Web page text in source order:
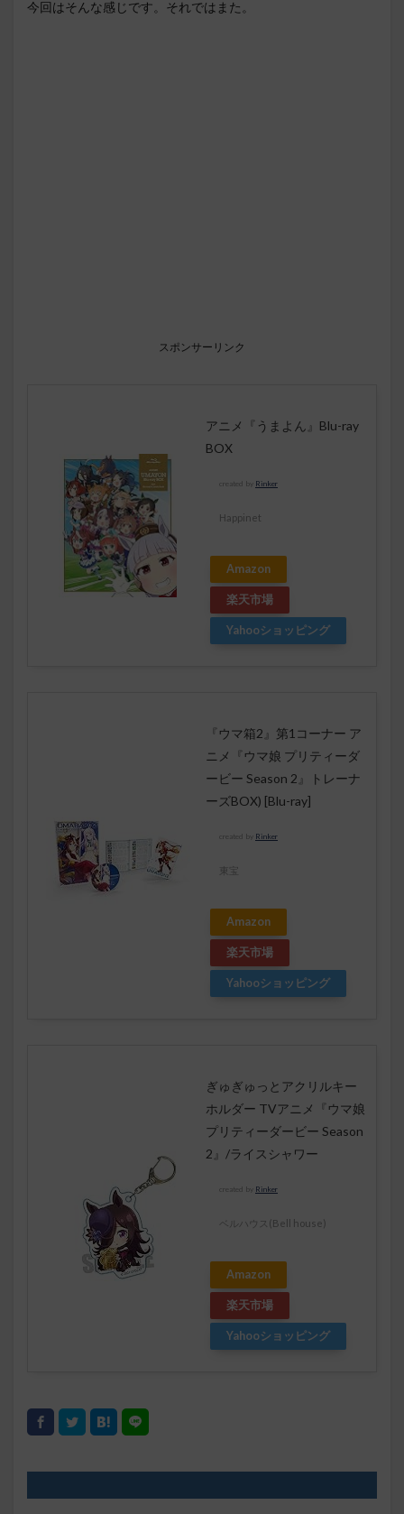
今回はそんな感じです。それではまた。
スポンサーリンク
アニメ『うまよん』Blu-ray
BOX
created by Rinker
Happinet
Amazon
楽天市場
Yahooショッピング
『ウマ箱2』第1コーナー ア
ニメ『ウマ娘 プリティーダ
ービー Season 2』トレーナ
ーズBOX) [Blu-ray]
created by Rinker
東宝
Amazon
楽天市場
Yahooショッピング
ぎゅぎゅっとアクリルキー
ホルダー TVアニメ『ウマ娘
プリティーダービー Season
2』/ライスシャワー
created by Rinker
ベルハウス(Bell house)
Amazon
楽天市場
Yahooショッピング